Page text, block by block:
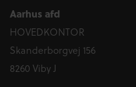
Aarhus afd
HOVEDKONTOR
Skanderborgvej 156
8260 Viby J